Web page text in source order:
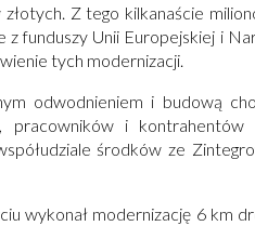
Z tego kilkanaście
funduszy Unii Europejskiej i
tych modernizacji.
odwodnieniem i budową
i kontrahentów
środków ze
wykonał modernizację 6 km